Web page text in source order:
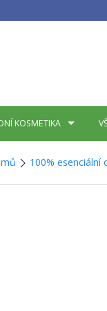
KOSMETIKA
100%